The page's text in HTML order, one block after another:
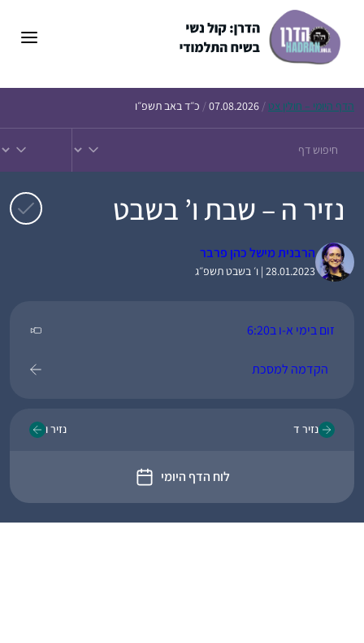
הדף היומי – חולין צט /
07.08.2026
/ כ״ד באב תשפ״ו
נזיר ה – שבת ו’ בשבט
הרבנית מישל כהן פרבר
28.01.2023 | ו׳ בשבט תשפ״ג
זום בימי א-ו ב6:20
הקדמה למסכת
נזיר ד
לוח הדף היומי
נזיר ו